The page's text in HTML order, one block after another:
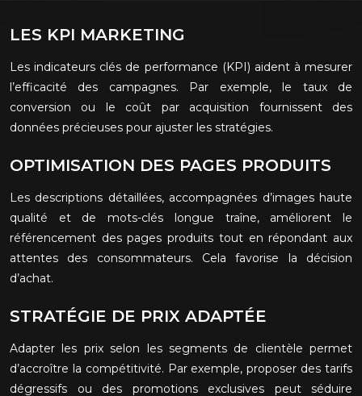
LES KPI MARKETING
Les indicateurs clés de performance (KPI) aident à mesurer
l’efficacité des campagnes. Par exemple, le taux de
conversion ou le coût par acquisition fournissent des
données précieuses pour ajuster les stratégies.
OPTIMISATION DES PAGES PRODUITS
Les descriptions détaillées, accompagnées d’images haute
qualité et de mots-clés longue traîne, améliorent le
référencement des pages produits tout en répondant aux
attentes des consommateurs. Cela favorise la décision
d’achat.
STRATÉGIE DE PRIX ADAPTÉE
Adapter les prix selon les segments de clientèle permet
d’accroître la compétitivité. Par exemple, proposer des tarifs
dégressifs ou des promotions exclusives peut séduire